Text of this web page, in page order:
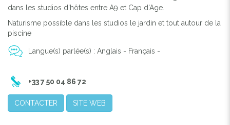
dans les studios d'hôtes entre A9 et Cap d'Age.
Naturisme possible dans les studios le jardin et tout autour de la
piscine
Langue(s) parlée(s) : Anglais - Français -
+33 7 50 04 86 72
CONTACTER SITE WEB